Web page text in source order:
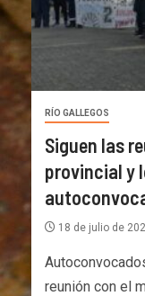
RÍO GALLEGOS
Siguen las
provincial y
18 de julio de
reunión con el